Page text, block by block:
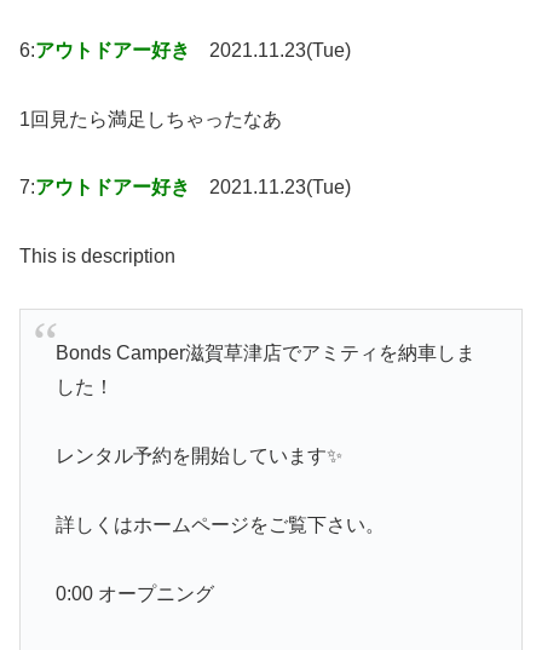
6:アウトドアー好き 2021.11.23(Tue)
1回見たら満足しちゃったなあ
7:アウトドアー好き 2021.11.23(Tue)
This is description
Bonds Camper滋賀草津店でアミティを納車しま
した！
レンタル予約を開始しています✨
詳しくはホームページをご覧下さい。
0:00 オープニング